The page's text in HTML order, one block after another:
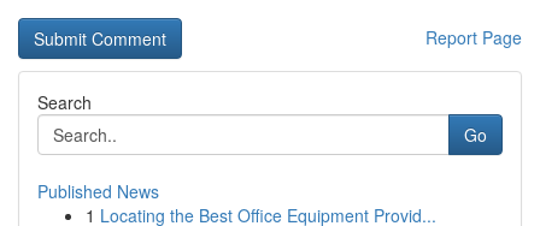
Report Page
Search
Go
Published News
1 Locating the Best Office Equipment Provid...